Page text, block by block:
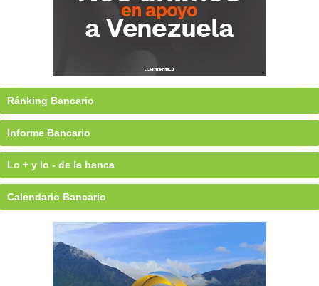
Ránking Bancario
Informe Bancario
Lo + y lo - de la banca
Calendario Bancario